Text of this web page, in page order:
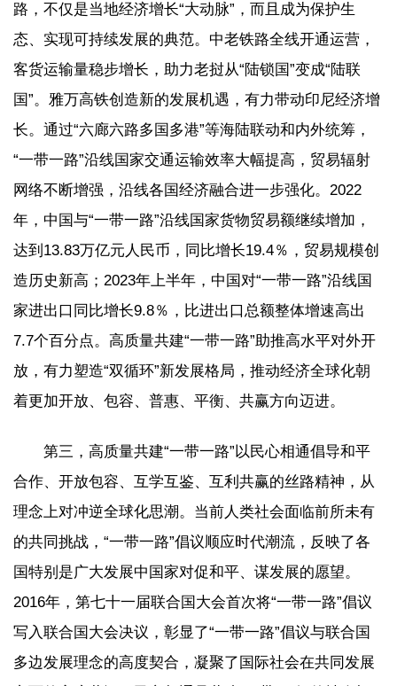
路，不仅是当地经济增长“大动脉”，而且成为保护生
态、实现可持续发展的典范。中老铁路全线开通运营，
客货运输量稳步增长，助力老挝从“陆锁国”变成“陆联
国”。雅万高铁创造新的发展机遇，有力带动印尼经济增
长。通过“六廊六路多国多港”等海陆联动和内外统筹，
“一带一路”沿线国家交通运输效率大幅提高，贸易辐射
网络不断增强，沿线各国经济融合进一步强化。2022
年，中国与“一带一路”沿线国家货物贸易额继续增加，
达到13.83万亿元人民币，同比增长19.4％，贸易规模创
造历史新高；2023年上半年，中国对“一带一路”沿线国
家进出口同比增长9.8％，比进出口总额整体增速高出
7.7个百分点。高质量共建“一带一路”助推高水平对外开
放，有力塑造“双循环”新发展格局，推动经济全球化朝
着更加开放、包容、普惠、平衡、共赢方向迈进。
第三，高质量共建“一带一路”以民心相通倡导和平
合作、开放包容、互学互鉴、互利共赢的丝路精神，从
理念上对冲逆全球化思潮。当前人类社会面临前所未有
的共同挑战，“一带一路”倡议顺应时代潮流，反映了各
国特别是广大发展中国家对促和平、谋发展的愿望。
2016年，第七十一届联合国大会首次将“一带一路”倡议
写入联合国大会决议，彰显了“一带一路”倡议与联合国
多边发展理念的高度契合，凝聚了国际社会在共同发展